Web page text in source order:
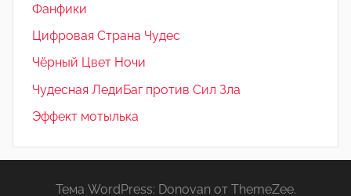
Фанфики
Цифровая Страна Чудес
Чёрный Цвет Ночи
Чудесная ЛедиБаг против Сил Зла
Эффект мотылька
Тема WordPress: Donovan от ThemeZee.